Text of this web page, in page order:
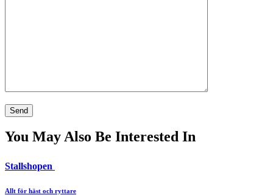
You May Also Be Interested In
Stallshopen
Allt för häst och ryttare